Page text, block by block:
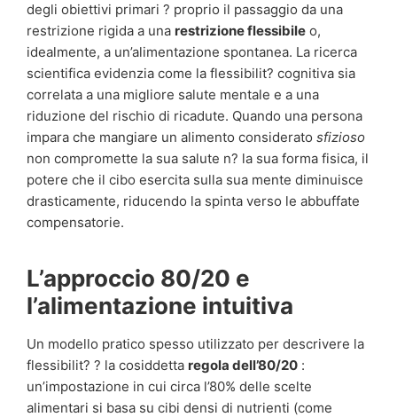
degli obiettivi primari ? proprio il passaggio da una
restrizione rigida a una restrizione flessibile o,
idealmente, a un’alimentazione spontanea. La ricerca
scientifica evidenzia come la flessibilit? cognitiva sia
correlata a una migliore salute mentale e a una
riduzione del rischio di ricadute. Quando una persona
impara che mangiare un alimento considerato sfizioso
non compromette la sua salute n? la sua forma fisica, il
potere che il cibo esercita sulla sua mente diminuisce
drasticamente, riducendo la spinta verso le abbuffate
compensatorie.
L’approccio 80/20 e
l’alimentazione intuitiva
Un modello pratico spesso utilizzato per descrivere la
flessibilit? ? la cosiddetta regola dell’80/20 :
un’impostazione in cui circa l’80% delle scelte
alimentari si basa su cibi densi di nutrienti (come